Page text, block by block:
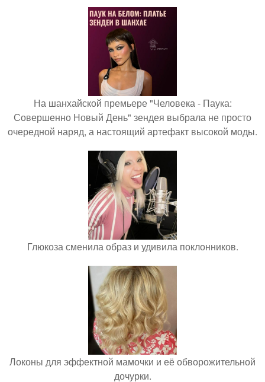
На шанхайской премьере "Человека - Паука:
Совершенно Новый День" зендея выбрала не просто
очередной наряд, а настоящий артефакт высокой моды.
Глюкоза сменила образ и удивила поклонников.
Локоны для эффектной мамочки и её обворожительной
дочурки.